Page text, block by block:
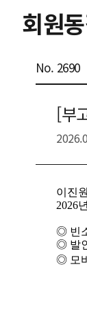
회원
No. 2690
[부